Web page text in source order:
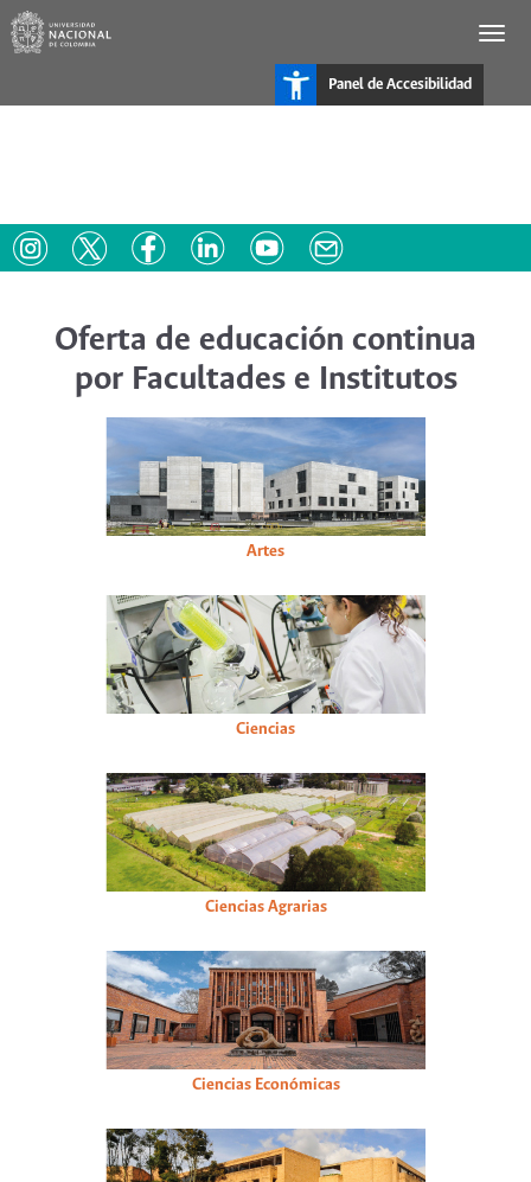
Pasar
al
contenido
Panel de Accesibilidad
Oferta de educación continua
por Facultades e Institutos
Artes
Ciencias
Ciencias Agrarias
Ciencias Económicas